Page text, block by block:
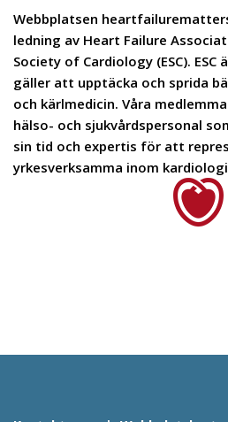
Webbplatsen
ledning av Heart Failure
Society of Cardiology (ESC).
gäller att upptäcka och sprida
och kärlmedicin. Våra
hälso- och sjukvårdspersonal
sin tid och expertis för att
yrkesverksamma inom